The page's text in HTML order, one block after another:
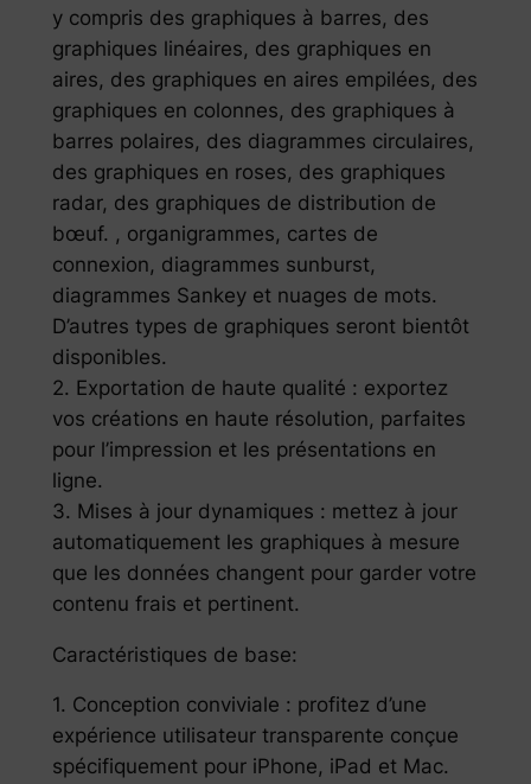
y compris des graphiques à barres, des
graphiques linéaires, des graphiques en
aires, des graphiques en aires empilées, des
graphiques en colonnes, des graphiques à
barres polaires, des diagrammes circulaires,
des graphiques en roses, des graphiques
radar, des graphiques de distribution de
bœuf. , organigrammes, cartes de
connexion, diagrammes sunburst,
diagrammes Sankey et nuages ​​de mots.
D’autres types de graphiques seront bientôt
disponibles.
2. Exportation de haute qualité : exportez
vos créations en haute résolution, parfaites
pour l’impression et les présentations en
ligne.
3. Mises à jour dynamiques : mettez à jour
automatiquement les graphiques à mesure
que les données changent pour garder votre
contenu frais et pertinent.
Caractéristiques de base:
1. Conception conviviale : profitez d’une
expérience utilisateur transparente conçue
spécifiquement pour iPhone, iPad et Mac.